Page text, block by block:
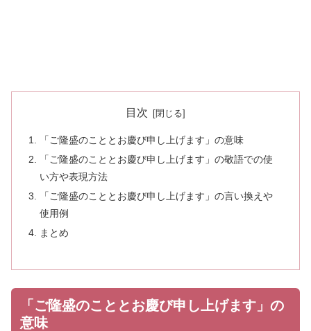
目次
「ご隆盛のこととお慶び申し上げます」の意味
「ご隆盛のこととお慶び申し上げます」の敬語での使
い方や表現方法
「ご隆盛のこととお慶び申し上げます」の言い換えや
使用例
まとめ
「ご隆盛のこととお慶び申し上げます」の
意味